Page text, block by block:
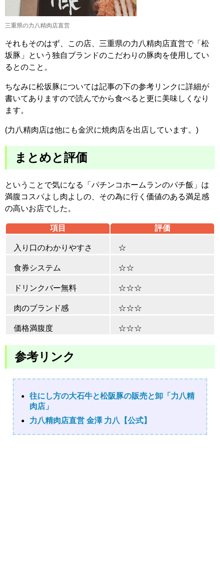
三重県の力八精肉店直営
それもそのはず、この店、三重県の力八精肉店直営で「松
坂豚」という独自ブランドのこだわりの豚肉を使用してい
るとのこと。
ちなみに松坂豚については記事の下の参考リンクに詳細が
書いてありますので読んでから食べると更に美味しくなり
ます。
(力八精肉店は他にも金沢に焼肉店を出店しています。)
まとめと評価
ということで気になる「パチンコホームランのパチ飯」は
満腹コスパよし肉よしの、その為に行く価値のある満足感
の高いお店でした。
項目 評価
入り口のわかりやすさ ☆
食券システム ☆☆
ドリンクバー無料 ☆☆☆
肉のブランド感 ☆☆☆
価格満腹度 ☆☆☆
参考リンク
往にし方の大石牛と松阪豚の販売と卸「力八精
肉店」
力八精肉店直営 金澤 力八【公式】